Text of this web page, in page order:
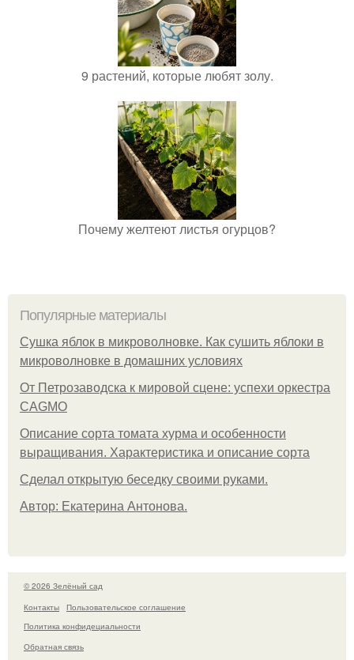
9 растений, которые любят золу.
Почему желтеют листья огурцов?
Популярные материалы
Сушка яблок в микроволновке. Как сушить яблоки в
микроволновке в домашних условиях
От Петрозаводска к мировой сцене: успехи оркестра
CAGMO
Описание сорта томата хурма и особенности
выращивания. Характеристика и описание сорта
Сделал открытую беседку своими руками.
Автор: Екатерина Антонова.
© 2026 Зелёный сад
Контакты
Пользовательское соглашение
Политика конфидециальности
Обратная связь